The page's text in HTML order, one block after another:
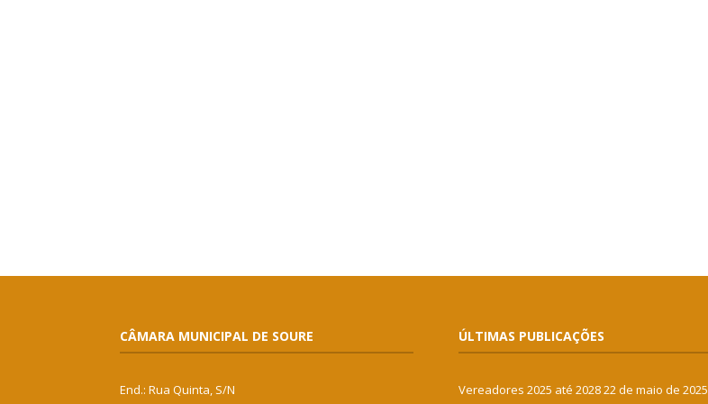
CÂMARA MUNICIPAL DE SOURE
End.: Rua Quinta, S/N
ÚLTIMAS PUBLICAÇÕES
Vereadores 2025 até 202822 de maio de 2025